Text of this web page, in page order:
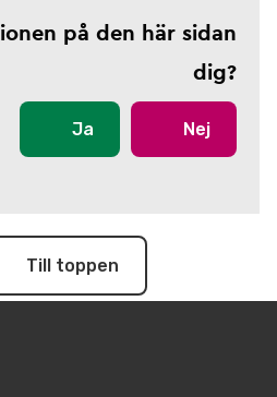
på den här sidan
dig?
Ja Nej
Till toppen